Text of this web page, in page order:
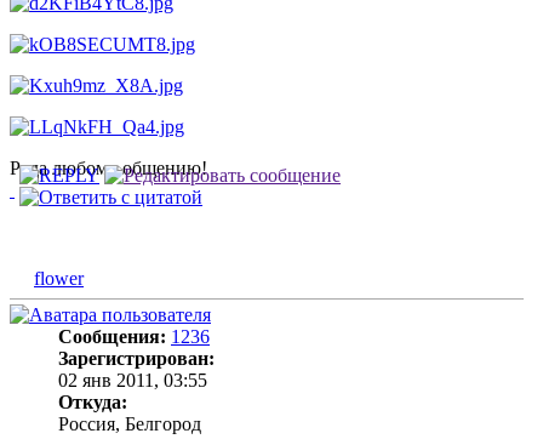
Рада любому общению!
flower
Сообщения: 1236
Зарегистрирован:
02 янв 2011, 03:55
Откуда:
Россия, Белгород